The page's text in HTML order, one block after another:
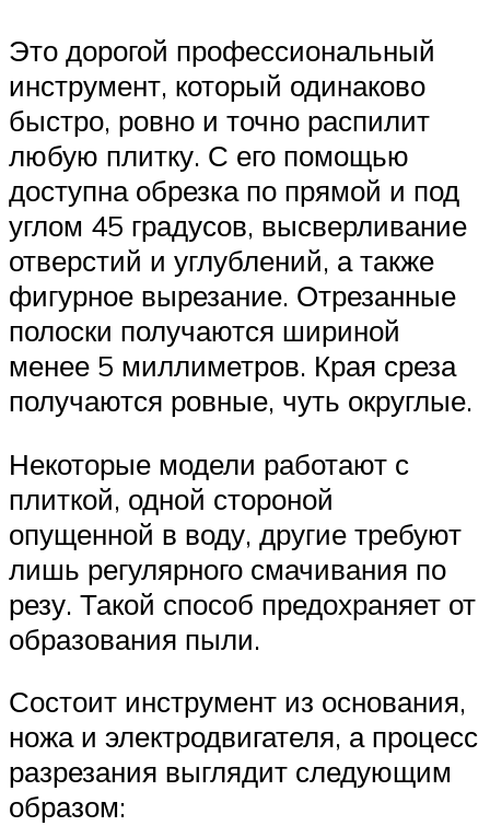
Это дорогой профессиональный
инструмент, который одинаково
быстро, ровно и точно распилит
любую плитку. С его помощью
доступна обрезка по прямой и под
углом 45 градусов, высверливание
отверстий и углублений, а также
фигурное вырезание. Отрезанные
полоски получаются шириной
менее 5 миллиметров. Края среза
получаются ровные, чуть округлые.
Некоторые модели работают с
плиткой, одной стороной
опущенной в воду, другие требуют
лишь регулярного смачивания по
резу. Такой способ предохраняет от
образования пыли.
Состоит инструмент из основания,
ножа и электродвигателя, а процесс
разрезания выглядит следующим
образом: